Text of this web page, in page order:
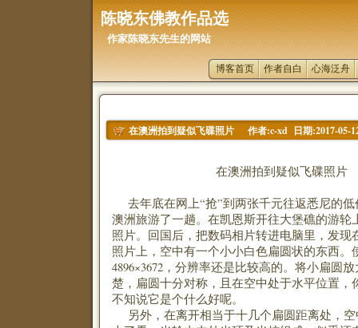
陈晓东佛教作品选
作家陈晓东先生的网站
博客首页 作者自白 心海泛舟
在澳洲拍到疑似飞碟照片 作者:c-xd 日期:2017-05-
在澳洲拍到疑似飞碟照片
去年底在网上“抢”到两张千元往返悉尼的低
澳洲旅游了一趟。在凯恩斯开往大堡礁的游轮
照片。回国后，把数码相片转进电脑里，发现
照片上，空中有一个小小白色扁圆状的东西。
4896×3672，分辨率还是比较高的。将小扁圆
楚，扁圆十分对称，且在空中处于水平位置，
不知说它是个什么好呢。
另外，在离开相当于十几个扁圆距离处，空